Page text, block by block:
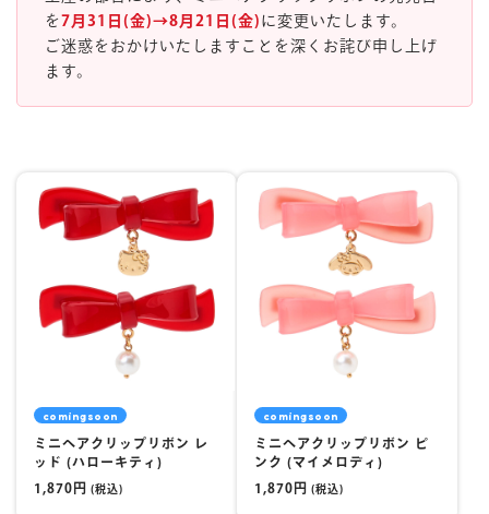
マイページ
を 7月31日(金)→8月21日(金) に変更いたします。
ご迷惑をおかけいたしますことを深くお詫び申し上げ
ます。
comingsoon
ミニヘアクリップリボン レ
ッド (ハローキティ)
1,870円 (税込)
comingsoon
ミニヘアクリップリボン ピ
ンク (マイメロディ)
1,870円 (税込)